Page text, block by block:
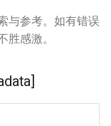
与参考。如有错误
感激。